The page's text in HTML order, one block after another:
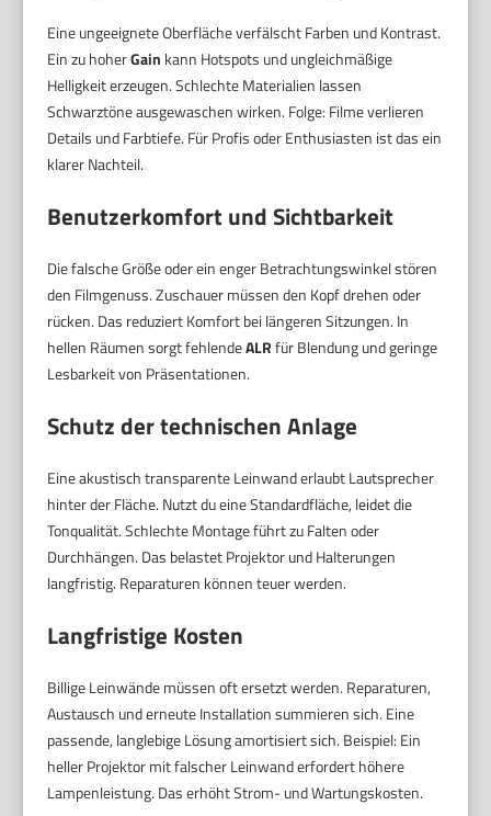
Eine ungeeignete Oberfläche verfälscht Farben und Kontrast.
Ein zu hoherGain kann Hotspots und ungleichmäßige
Helligkeit erzeugen. Schlechte Materialien lassen
Schwarztöne ausgewaschen wirken. Folge: Filme verlieren
Details und Farbtiefe. Für Profis oder Enthusiasten ist das ein
klarer Nachteil.
Benutzerkomfort und Sichtbarkeit
Die falsche Größe oder ein enger Betrachtungswinkel stören
den Filmgenuss. Zuschauer müssen den Kopf drehen oder
rücken. Das reduziert Komfort bei längeren Sitzungen. In
hellen Räumen sorgt fehlendeALRfür Blendung und geringe
Lesbarkeit von Präsentationen.
Schutz der technischen Anlage
Eine akustisch transparente Leinwand erlaubt Lautsprecher
hinter der Fläche. Nutzt du eine Standardfläche, leidet die
Tonqualität. Schlechte Montage führt zu Falten oder
Durchhängen. Das belastet Projektor und Halterungen
langfristig. Reparaturen können teuer werden.
Langfristige Kosten
Billige Leinwände müssen oft ersetzt werden. Reparaturen,
Austausch und erneute Installation summieren sich. Eine
passende, langlebige Lösung amortisiert sich. Beispiel: Ein
heller Projektor mit falscher Leinwand erfordert höhere
Lampenleistung. Das erhöht Strom- und Wartungskosten.